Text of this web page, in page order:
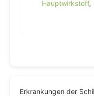
Hauptwirkstoff,
Erkrankungen der